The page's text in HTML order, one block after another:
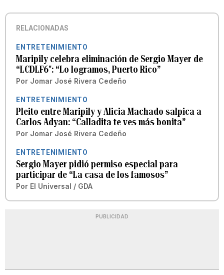
RELACIONADAS
ENTRETENIMIENTO
Maripily celebra eliminación de Sergio Mayer de
“LCDLF6″: “Lo logramos, Puerto Rico”
Por Jomar José Rivera Cedeño
ENTRETENIMIENTO
Pleito entre Maripily y Alicia Machado salpica a
Carlos Adyan: “Calladita te ves más bonita”
Por Jomar José Rivera Cedeño
ENTRETENIMIENTO
Sergio Mayer pidió permiso especial para
participar de “La casa de los famosos”
Por El Universal / GDA
PUBLICIDAD